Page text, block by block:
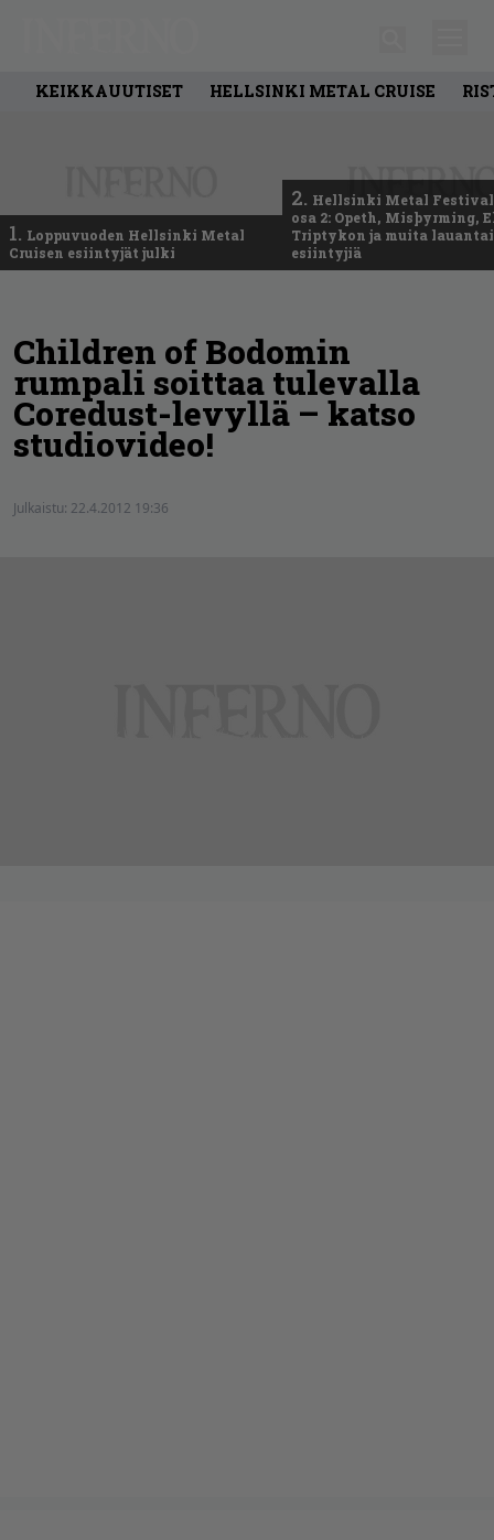
KEIKKAUUTISET HELLSINKI METAL CRUISE
1. Loppuvuoden Hellsinki Metal
Cruisen esiintyjät julki
2. Hellsinki Metal
osa 2: Opeth, Misþyrming,
Triptykon ja muita
esiintyjiä
Children of Bodomin
rumpali soittaa tulevalla
Coredust-levyllä – katso
studiovideo!
Julkaistu: 22.4.2012 19:36